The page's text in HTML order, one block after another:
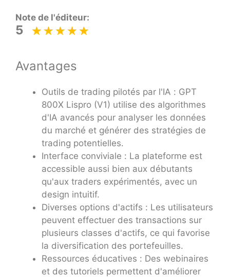
Note de l'éditeur:
5
Avantages
Outils de trading pilotés par l'IA : GPT
800X Lispro (V1) utilise des algorithmes
d'IA avancés pour analyser les données
du marché et générer des stratégies de
trading potentielles.
Interface conviviale : La plateforme est
accessible aussi bien aux débutants
qu'aux traders expérimentés, avec un
design intuitif.
Diverses options d'actifs : Les utilisateurs
peuvent effectuer des transactions sur
plusieurs classes d'actifs, ce qui favorise
la diversification des portefeuilles.
Ressources éducatives : Des webinaires
et des tutoriels permettent d'améliorer